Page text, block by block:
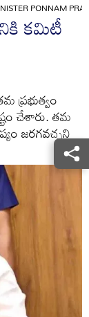
PONNAM
కమిటీ
ప్రభుత్వం
చేశారు. తమ
జరగవచ్చని